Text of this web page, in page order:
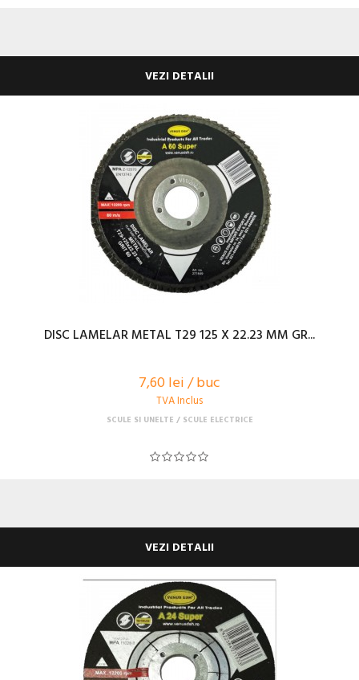
VEZI DETALII
DISC LAMELAR METAL T29 125 X 22.23 MM GR...
7,60 lei / buc
TVA Inclus
SCULE SI UNELTE SCULE ELECTRICE
VEZI DETALII